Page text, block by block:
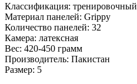
Классификация: тренировочный
Материал панелей: Grippy
Количество панелей: 32
Камера: латексная
Вес: 420-450 грамм
Производитель: Пакистан
Размер: 5